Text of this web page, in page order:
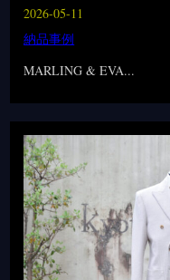
2026-05-11
納品事例
MARLING & EVA...